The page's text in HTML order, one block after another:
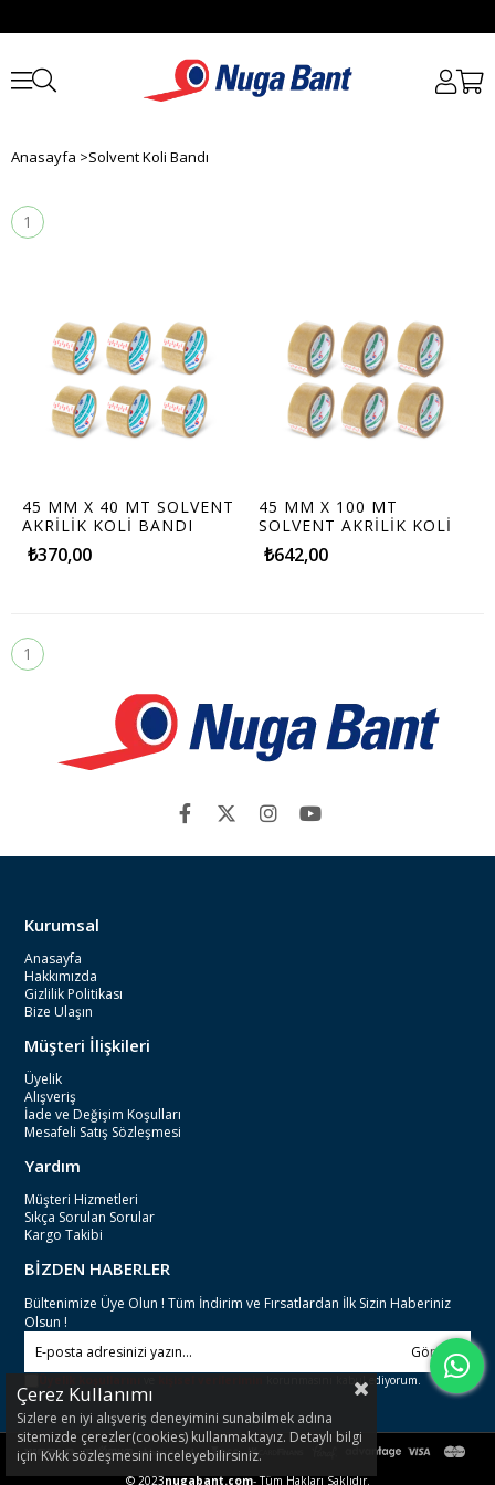
Anasayfa >Solvent Koli Bandı
1
45 MM X 40 MT SOLVENT
AKRİLİK KOLİ BANDI
₺370,00
45 MM X 100 MT
SOLVENT AKRİLİK KOLİ
BANDI
₺642,00
1
Kurumsal
Anasayfa
Hakkımızda
Gizlilik Politikası
Bize Ulaşın
Müşteri İlişkileri
Üyelik
Alışveriş
İade ve Değişim Koşulları
Mesafeli Satış Sözleşmesi
Yardım
Müşteri Hizmetleri
Sıkça Sorulan Sorular
Kargo Takibi
BİZDEN HABERLER
Bültenimize Üye Olun ! Tüm İndirim ve Fırsatlardan İlk Sizin Haberiniz
Olsun !
Gönder
korunmasını kabul ediyorum.
© 2023nugabant.com- Tüm Hakları Saklıdır.
Çerez Kullanımı
Sizlere en iyi alışveriş deneyimini sunabilmek adına
sitemizde çerezler(cookies) kullanmaktayız. Detaylı bilgi
için Kvkk sözleşmesini inceleyebilirsiniz.